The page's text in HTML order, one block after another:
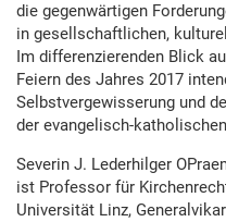
die gegenwärtigen
in gesellschaftlichen,
Im differenzierenden Blick
Feiern des Jahres 2017
Selbstvergewisserung und
der evangelisch-
Severin J. Lederhilger
ist Professor für
Universität Linz,